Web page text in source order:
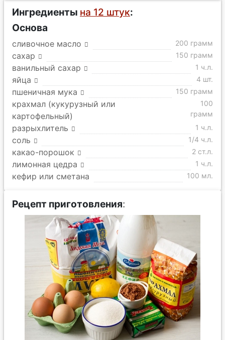
Ингредиенты на 12 штук:
Основа
сливочное масло 200 грамм
сахар 150 грамм
ванильный сахар 1 ч.л.
яйца 4 шт.
пшеничная мука 150 грамм
крахмал (кукурузный или
картофельный)
100
грамм
разрыхлитель 1 ч.л.
соль 1/4 ч.л.
какао-порошок 2 ст.л.
лимонная цедра 1 ч.л.
кефир или сметана 100 мл.
Рецепт приготовления: